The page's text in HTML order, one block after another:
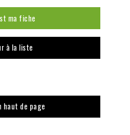
ma fiche
à la liste
haut de page